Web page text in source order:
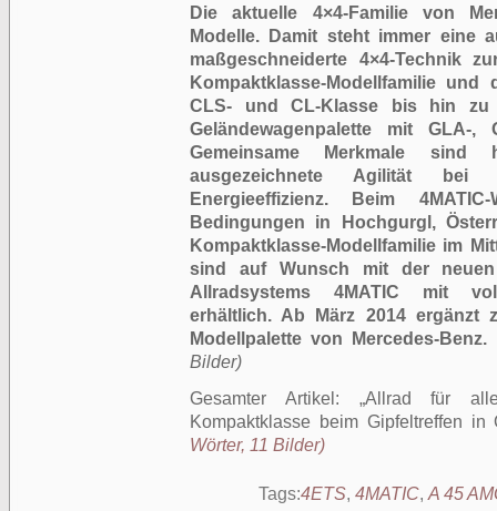
Die aktuelle 4×4-Familie von
Modelle. Damit steht immer eine
maßgeschneiderte 4×4-Technik
Kompaktklasse-Modellfamilie
CLS- und CL-Klasse bis hin zu
Geländewagenpalette mit GLA-
Gemeinsame Merkmale sind
ausgezeichnete Agilität bei
Energieeffizienz. Beim
Bedingungen in Hochgurgl,
Kompaktklasse-Modellfamilie im
sind auf Wunsch mit der neuen
Allradsystems 4MATIC mit
erhältlich. Ab März 2014 ergänzt
Modellpalette von Mercedes-Benz.
Bilder)
Gesamter Artikel:
Allrad für
Kompaktklasse beim Gipfeltreffen in
Wörter, 11 Bilder)
Tags:4ETS, 4MATIC, A 45